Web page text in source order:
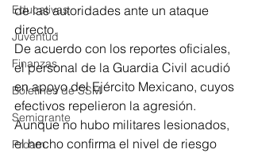
Educativas
Juventud
Finanzas
Boletines de SSM
Semigrante
Proam
de las autoridades ante un ataque
directo.
De acuerdo con los reportes oficiales,
el personal de la Guardia Civil acudió
en apoyo del Ejército Mexicano, cuyos
efectivos repelieron la agresión.
Aunque no hubo militares lesionados,
el hecho confirma el nivel de riesgo